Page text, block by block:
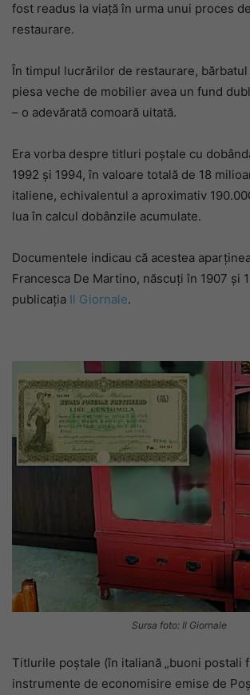
fost readus la viață în urma unui proces
restaurare.
În timpul lucrărilor de restaurare,
piesa veche de mobilier avea un fund
– o adevărată comoară uitată.
Era vorba despre titluri poștale cu
1992 și 1994, în valoare totală de 18
italiene, echivalentul a aproximativ
lua în calcul dobânzile acumulate.
Documentele indicau că acestea
Francesca De Martino, născuți în 1907 și
publicația Il Giornale.
Sursa foto: Il Giornale
Titlurile poștale (în italiană „buoni postali
instrumente de economisire emise de